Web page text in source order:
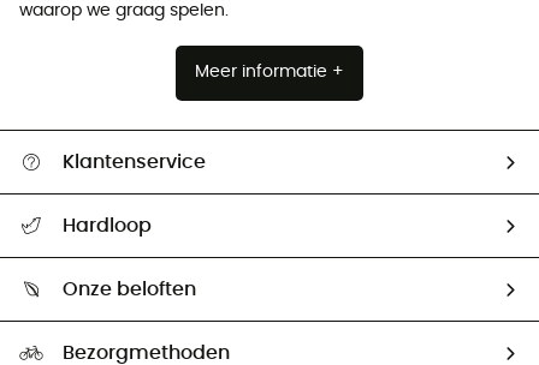
waarop we graag spelen.
Meer informatie +
Klantenservice
Mijn zending volgen
Retourzendingen & Terugbetalingen
Hardloop
Ambassadeurs
Onze beloften
Bezorgmethoden